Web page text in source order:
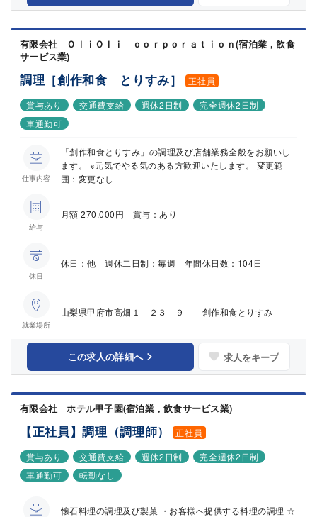
有限会社 ＯｌｉＯｌｉ ｃｏｒｐｏｒａｔｉｏｎ(宿泊業，飲食
サービス業)
調理［創作和食 とりすみ］
正社員
賞与あり
交通費支給 週休2日制
完全週休2日制
車通勤可
仕事内容
「創作和食とりすみ」の調理及び店舗業務全般をお願いし
ます。 ※元気でやる気のある方歓迎いたします。 変更範
囲：変更なし
給与
月額 270,000円 賞与：あり
休日
休日：他 週休二日制：毎週 年間休日数：104日
就業場所
山梨県甲府市高畑１－２３－９ 創作和食とりすみ
この求人の詳細へ 求人をキープ
有限会社 ホテル甲子園(宿泊業，飲食サービス業)
【正社員】調理（調理師）
正社員
賞与あり
交通費支給 週休2日制
完全週休2日制
車通勤可
転勤なし
懐石料理の調理及び製菓 ・お客様へ提供する料理の調理 ☆